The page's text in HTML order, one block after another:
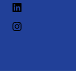
لينكد إن